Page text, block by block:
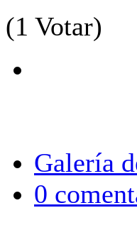
(1 Votar)
Galería
0